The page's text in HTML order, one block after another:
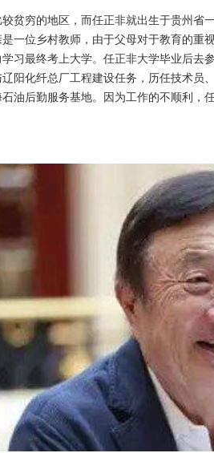
贫穷的地区，而任正非就出生于贵州省
一位乡村教师，由于父母对于教育的重
习最终考上大学。任正非大学毕业后
阳化纤总厂工程建设任务，历任技术员
油后勤服务基地。因为工作的不顺利，